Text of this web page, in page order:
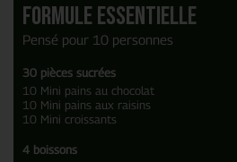
Formule Essentielle
Pensé pour 10 personnes
30 pièces sucrées
10 Mini pains au chocolat
10 Mini pains aux raisins
10 Mini croissants
4 boissons